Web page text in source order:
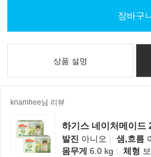
장바구
상품 설명
knamhee님 리뷰
하기스 네이처메이드
발진 아니오 | 샘,흐름
몸무게 6.0 kg | 체형